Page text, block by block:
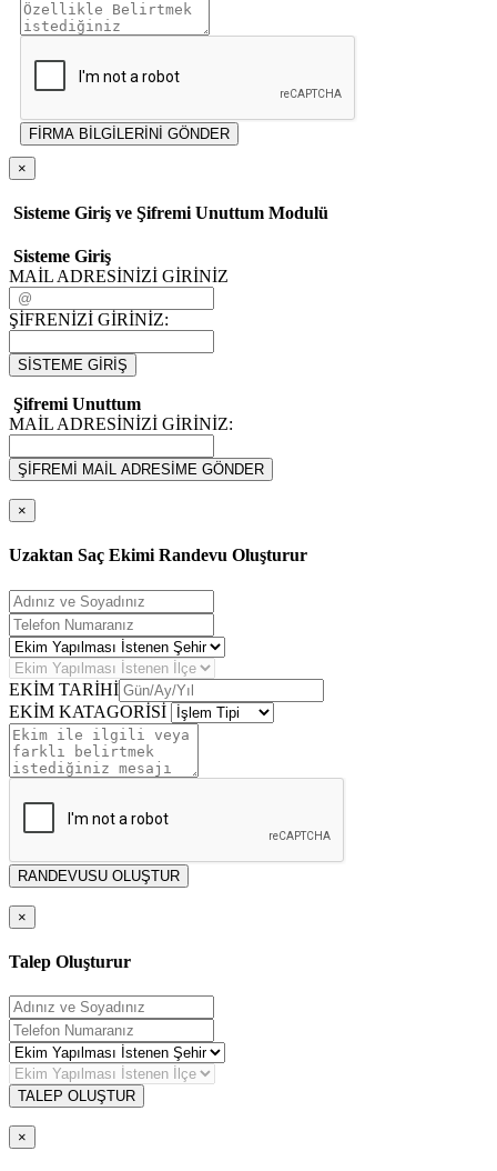
FİRMA BİLGİLERİNİ GÖNDER
×
Sisteme Giriş ve Şifremi Unuttum Modulü
Sisteme Giriş
MAİL ADRESİNİZİ GİRİNİZ
ŞİFRENİZİ GİRİNİZ:
SİSTEME GİRİŞ
Şifremi Unuttum
MAİL ADRESİNİZİ GİRİNİZ:
ŞİFREMİ MAİL ADRESİME GÖNDER
×
Uzaktan Saç Ekimi Randevu Oluşturur
EKİM TARİHİ
EKİM KATAGORİSİ
RANDEVUSU OLUŞTUR
×
Talep Oluşturur
TALEP OLUŞTUR
×